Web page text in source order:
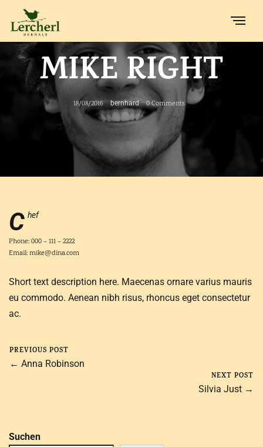
MIKE RIGHT
18/08/2016 bernhard 0 Comments
C hef
Phone: 000 – 111 – 2222
Email: mike@dina.com
Short text description here. Maecenas ornare varius mauris
eu commodo. Aenean nibh risus, rhoncus eget consectetur
ac.
PREVIOUS POST
← Anna Robinson
NEXT POST
Silvia Just →
Suchen